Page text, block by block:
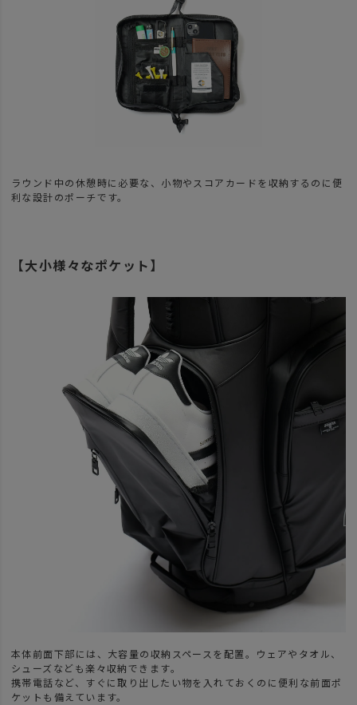
ラウンド中の休憩時に必要な、小物やスコアカードを収納するのに便
利な設計のポーチです。
【大小様々なポケット】
本体前面下部には、大容量の収納スペースを配置。ウェアやタオル、
シューズなども楽々収納できます。
携帯電話など、すぐに取り出したい物を入れておくのに便利な前面ポ
ケットも備えています。